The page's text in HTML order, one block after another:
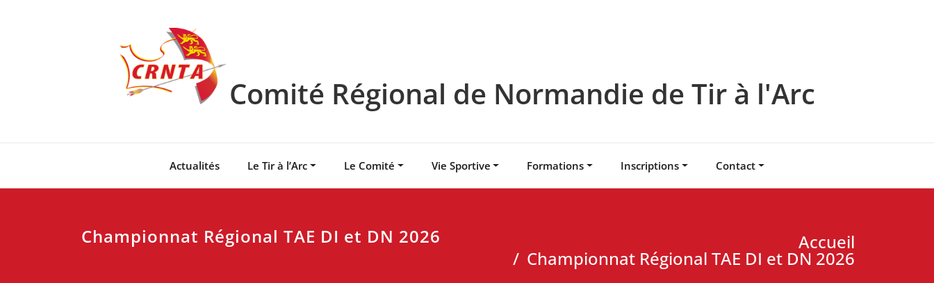
Comité Régional de Normandie de Tir à l'Arc
Actualités Le Tir à l’Arc Le Comité Vie Sportive Formations Inscriptions Contact
Championnat Régional TAE DI et DN 2026 Accueil
Championnat Régional TAE DI et DN 2026